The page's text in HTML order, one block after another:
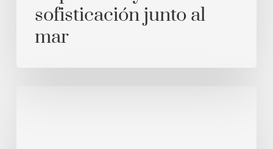
sofisticación junto al
mar